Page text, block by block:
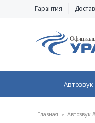
Гарантия
Автозвук
Главная » Автозвук